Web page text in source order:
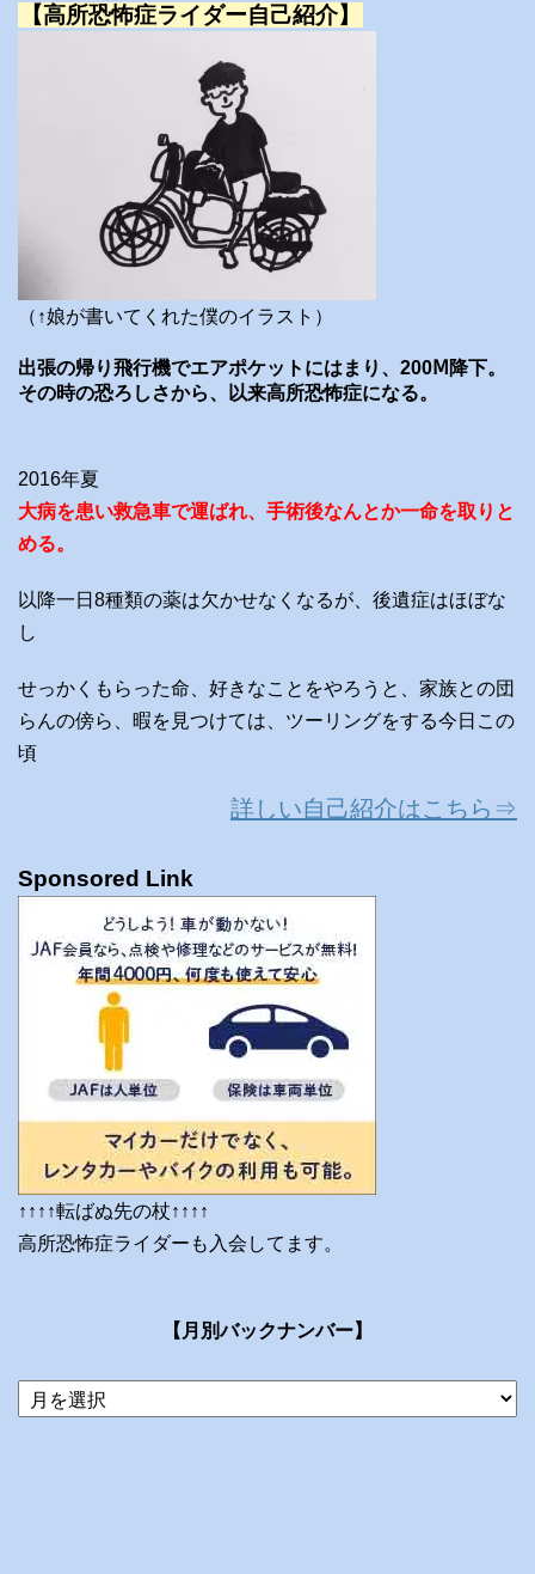
【高所恐怖症ライダー自己紹介】
（↑娘が書いてくれた僕のイラスト）
出張の帰り飛行機でエアポケットにはまり、200Ⅿ降下。
その時の恐ろしさから、以来高所恐怖症になる。
2016年夏
大病を患い救急車で運ばれ、手術後なんとか一命を取りと
める。
以降一日8種類の薬は欠かせなくなるが、後遺症はほぼな
し
せっかくもらった命、好きなことをやろうと、家族との団
らんの傍ら、暇を見つけては、ツーリングをする今日この
頃
詳しい自己紹介はこちら⇒
Sponsored Link
↑↑↑↑転ばぬ先の杖↑↑↑↑
高所恐怖症ライダーも入会してます。
【月別バックナンバー】
当
ブ